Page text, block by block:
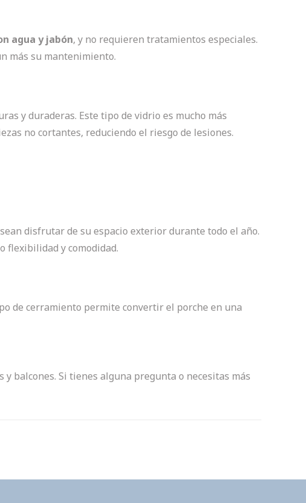
agua y jabón, y no requieren tratamientos especiales.
más su mantenimiento.
y duraderas. Este tipo de vidrio es mucho más
no cortantes, reduciendo el riesgo de lesiones.
disfrutar de su espacio exterior durante todo el año.
flexibilidad y comodidad.
de cerramiento permite convertir el porche en una
balcones. Si tienes alguna pregunta o necesitas más